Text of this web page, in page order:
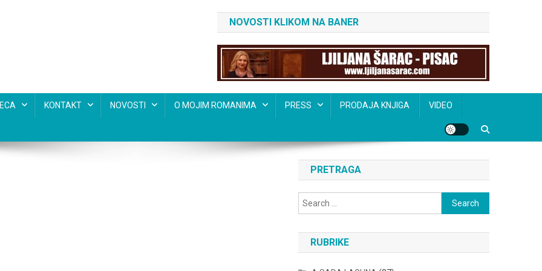
NOVOSTI KLIKOM NA BANER
KONTAKT NOVOSTI O MOJIM ROMANIMA PRESS PRODAJA KNJIGA VIDEO
PRETRAGA
Search
for:
RUBRIKE